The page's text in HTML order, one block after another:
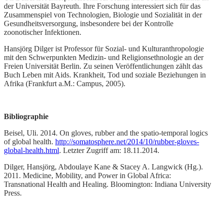
der Universität Bayreuth. Ihre Forschung interessiert sich für das
Zusammenspiel von Technologien, Biologie und Sozialität in der
Gesundheitsversorgung, insbesondere bei der Kontrolle
zoonotischer Infektionen.
Hansjörg Dilger ist Professor für Sozial- und Kulturanthropologie
mit den Schwerpunkten Medizin- und Religionsethnologie an der
Freien Universität Berlin. Zu seinen Veröffentlichungen zählt das
Buch Leben mit Aids. Krankheit, Tod und soziale Beziehungen in
Afrika (Frankfurt a.M.: Campus, 2005).
Bibliographie
Beisel, Uli. 2014. On gloves, rubber and the spatio-temporal logics
of global health. http://somatosphere.net/2014/10/rubber-gloves-
global-health.html. Letzter Zugriff am: 18.11.2014.
Dilger, Hansjörg, Abdoulaye Kane & Stacey A. Langwick (Hg.).
2011. Medicine, Mobility, and Power in Global Africa:
Transnational Health and Healing. Bloomington: Indiana University
Press.